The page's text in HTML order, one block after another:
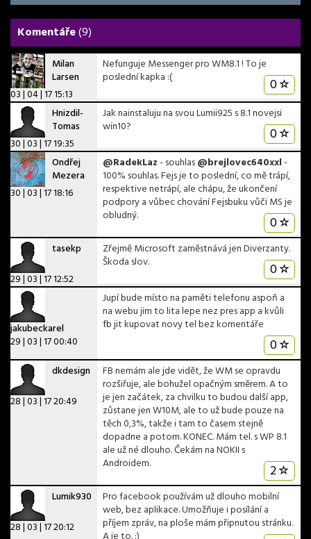
Komentáře(9)
Milan
Larsen
03 | 04 | 17 15:13
Nefunguje Messenger pro WM8.1 ! To je
poslední kapka :(
0
Hnizdil-
Tomas
30 | 03 | 17 19:35
Jak nainstaluju na svou Lumii925 s 8.1 novejsi
win10?
0
Ondřej
Mezera
30 | 03 | 17 18:16
@RadekLaz- souhlas@brejlovec640xxl-
100% souhlas. Fejs je to poslední, co mě trápí,
respektive netrápí, ale chápu, že ukončení
podpory a vůbec chování Fejsbuku vůči MS je
obludný.
0
tasekp
29 | 03 | 17 12:52
Zřejmě Microsoft zaměstnává jen Diverzanty.
Škoda slov.
0
jakubeckarel
29 | 03 | 17 00:40
Jupí bude místo na paměti telefonu aspoň a
na webu jim to lita lepe nez pres app a kvůli
fb jit kupovat novy tel bez komentáře
0
dkdesign
28 | 03 | 17 20:49
FB nemám ale jde vidět, že WM se opravdu
rozšiřuje, ale bohužel opačným směrem. A to
je jen začátek, za chvilku to budou další app,
zůstane jen W10M, ale to už bude pouze na
těch 0,3%, takže i tam to časem stejně
dopadne a potom. KONEC. Mám tel. s WP 8.1
ale už né dlouho. Čekám na NOKII s
Androidem.
2
Lumik930
28 | 03 | 17 20:12
Pro facebook používám už dlouho mobilní
web, bez aplikace. Umožňuje i posílání a
příjem zpráv, na ploše mám připnutou stránku.